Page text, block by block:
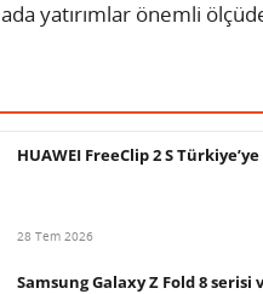
yatırımlar önemli
HUAWEI FreeClip 2 S
28 Tem 2026
Samsung Galaxy Z Fold 8